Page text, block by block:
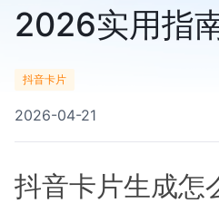
2026实用指
抖音卡片
2026-04-21
抖音卡片生成怎